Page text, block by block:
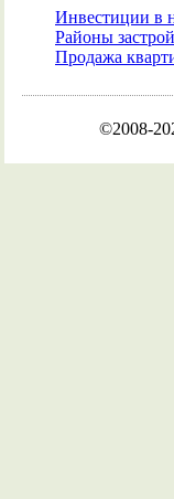
Инвестиции в
Районы
Продажа
©2008-